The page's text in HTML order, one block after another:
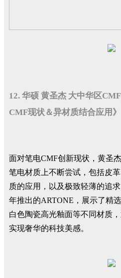
12. 华硕 黄圣杰 大中华区
CMF现状＆异材质结合应用》
面对笔电CMF创新现状，黄圣
笔电材质上不断尝试，包括皮
质的应用，以及极致轻薄的追
年推出的ARTONE，展示了精
白色陶瓷高光釉面等不同材质
实现奢华的科技美感。